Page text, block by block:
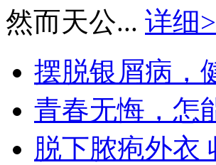
然而天公... 详细
摆脱银屑病，
青春无悔，怎
脱下脓疱外衣